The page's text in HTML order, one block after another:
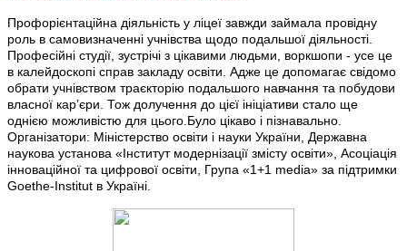
Профорієнтаційна діяльність у ліцеї завжди займала провідну
роль в самовизначенні учнівства щодо подальшої діяльності.
Професійні студії, зустрічі з цікавими людьми, воркшопи - усе це
в калейдоскопі справ закладу освіти. Адже це допомагає свідомо
обрати учнівством траєкторію подальшого навчання та побудови
власної кар’єри. Тож долучення до цієї ініціативи стало ще
однією можливістю для цього.Було цікаво і пізнавально.
Організатори: Міністерство освіти і науки України, Державна
наукова установа «Інститут модернізації змісту освіти», Асоціація
інноваційної та цифрової освіти, Група «1+1 media» за підтримки
Goethe-Institut в Україні.